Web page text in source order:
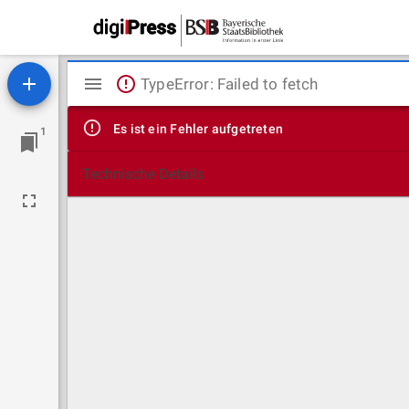
1
Mirador
Viewer
TypeError: Failed to fetch
Es ist ein Fehler aufgetreten
Technische Details